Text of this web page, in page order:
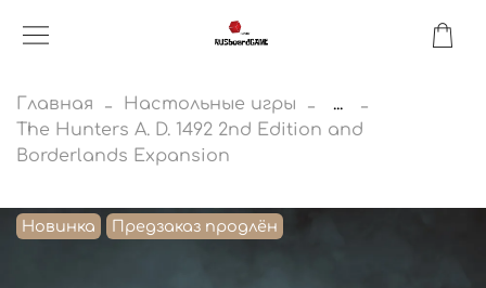
Главная Настольные игры
...
The Hunters A. D. 1492 2nd Edition and
Borderlands Expansion
Новинка Предзаказ продлён